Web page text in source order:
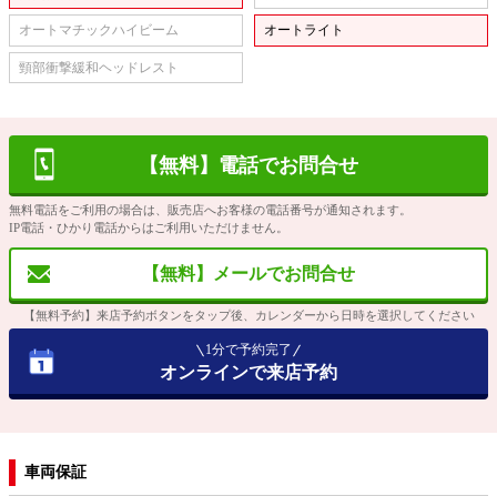
オートマチックハイビーム オートライト
頸部衝撃緩和ヘッドレスト
【無料】電話でお問合せ
無料電話をご利用の場合は、販売店へお客様の電話番号が通知されます。
IP電話・ひかり電話からはご利用いただけません。
【無料】メールでお問合せ
【無料予約】来店予約ボタンをタップ後、カレンダーから日時を選択してください
1分で予約完了
オンラインで来店予約
車両保証